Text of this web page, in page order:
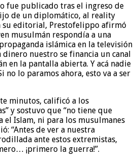
fue publicado tras el ingreso de
de un diplomático, al reality
su editorial, Prestofelippo afirmó
musulmán respondía a una
islámica en la televisión
dinero nuestro se financia un canal
en la pantalla abierta. Y acá nadie
no lo paramos ahora, esto va a ser
minutos, calificó a los
y sostuvo que “no tiene que
el Islam, ni para los musulmanes
“Antes de ver a nuestra
ante estos extremistas,
¡primero la guerra!”.